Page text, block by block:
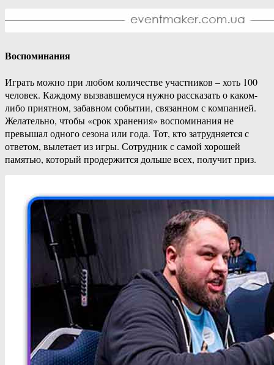
Воспоминания
Играть можно при любом количестве участников – хоть 100
человек. Каждому вызвавшемуся нужно рассказать о каком-
либо приятном, забавном событии, связанном с компанией.
Желательно, чтобы «срок хранения» воспоминания не
превышал одного сезона или года. Тот, кто затрудняется с
ответом, вылетает из игры. Сотрудник с самой хорошей
памятью, который продержится дольше всех, получит приз.